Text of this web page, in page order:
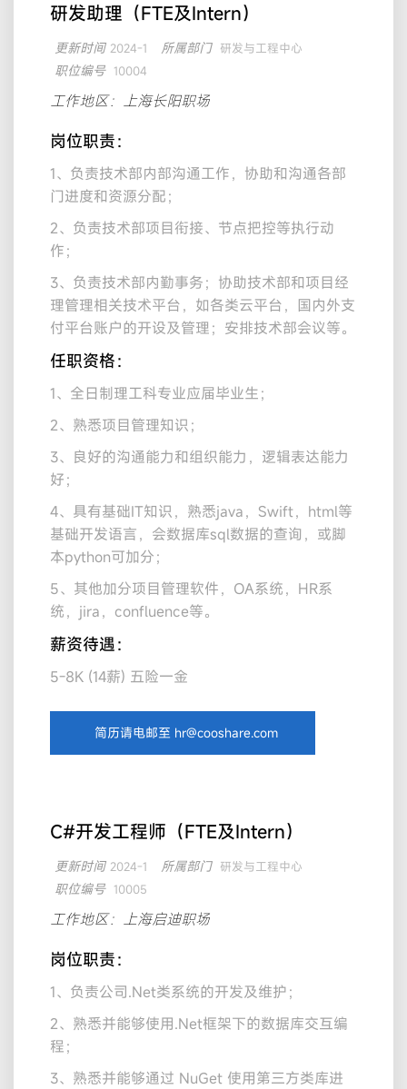
研发助理（FTE及Intern）
更新时间 2024-1 所属部门 研发与工程中心
职位编号 10004
工作地区：上海长阳职场
岗位职责：
1、负责技术部内部沟通工作，协助和沟通各部
门进度和资源分配；
2、负责技术部项目衔接、节点把控等执行动
作；
3、负责技术部内勤事务；协助技术部和项目经
理管理相关技术平台，如各类云平台，国内外支
付平台账户的开设及管理；安排技术部会议等。
任职资格：
1、全日制理工科专业应届毕业生；
2、熟悉项目管理知识；
3、良好的沟通能力和组织能力，逻辑表达能力
好；
4、具有基础IT知识，熟悉java，Swift，html等
基础开发语言，会数据库sql数据的查询，或脚
本python可加分；
5、其他加分项目管理软件，OA系统，HR系
统，jira，confluence等。
薪资待遇：
5-8K (14薪) 五险一金
简历请电邮至 hr@cooshare.com
C#开发工程师（FTE及Intern）
更新时间 2024-1 所属部门 研发与工程中心
职位编号 10005
工作地区：上海启迪职场
岗位职责：
1、负责公司.Net类系统的开发及维护；
2、熟悉并能够使用.Net框架下的数据库交互编
程；
3、熟悉并能够通过 NuGet 使用第三方类库进